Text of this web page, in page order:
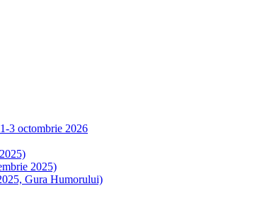
3 octombrie 2026
2025)
Gura Humorului)